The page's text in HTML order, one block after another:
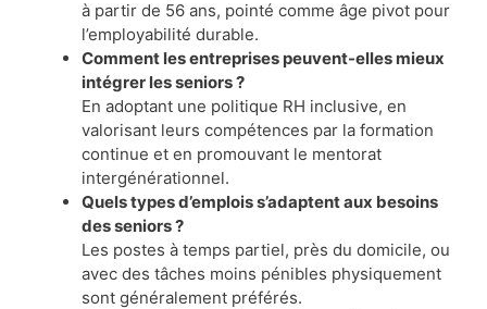
à partir de 56 ans, pointé comme âge pivot pour
l’employabilité durable.
Comment les entreprises peuvent-elles mieux
intégrer les seniors ?
En adoptant une politique RH inclusive, en
valorisant leurs compétences par la formation
continue et en promouvant le mentorat
intergénérationnel.
Quels types d’emplois s’adaptent aux besoins
des seniors ?
Les postes à temps partiel, près du domicile, ou
avec des tâches moins pénibles physiquement
sont généralement préférés.